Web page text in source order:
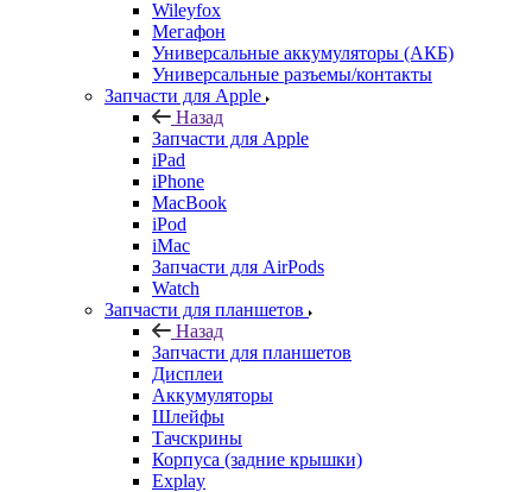
Wileyfox
Мегафон
Универсальные аккумуляторы (АКБ)
Универсальные разъемы/контакты
Запчасти для Apple
Назад
Запчасти для Apple
iPad
iPhone
MacBook
iPod
iMac
Запчасти для AirPods
Watch
Запчасти для планшетов
Назад
Запчасти для планшетов
Дисплеи
Аккумуляторы
Шлейфы
Тачскрины
Корпуса (задние крышки)
Explay